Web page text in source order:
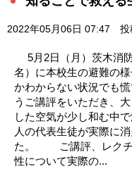
2022年05月06日 07:47 投
5月2日（月）茨木消
名）に本校生の避難の
かわからない状況でも
うご講評をいただき、
した空気が少し和む中
人の代表生徒が実際に
た。 ご講評、レクチ
性について実際の...